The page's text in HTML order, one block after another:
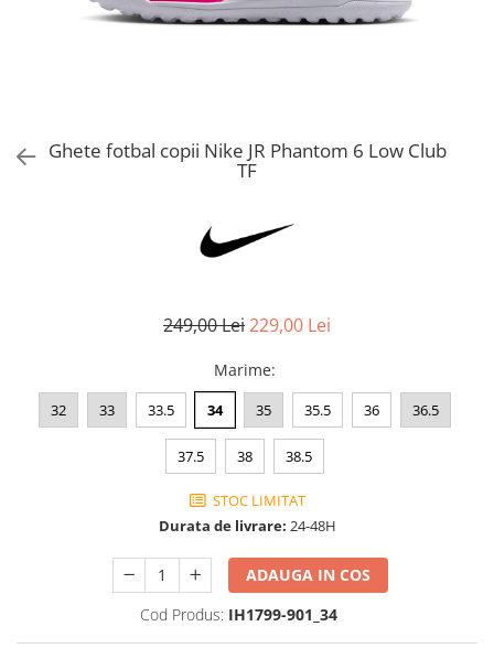
Bluze fotbal copii
Sorturi fotbal femei
Ghete fotbal copii Nike JR Phantom 6 Low Club
TF
249,00 Lei229,00 Lei
Marime:
32 33 33.5 34 35 35.5 36 36.5
37.5 38 38.5
STOC LIMITAT
Durata de livrare: 24-48H
ADAUGA IN COS
Cod Produs: IH1799-901_34